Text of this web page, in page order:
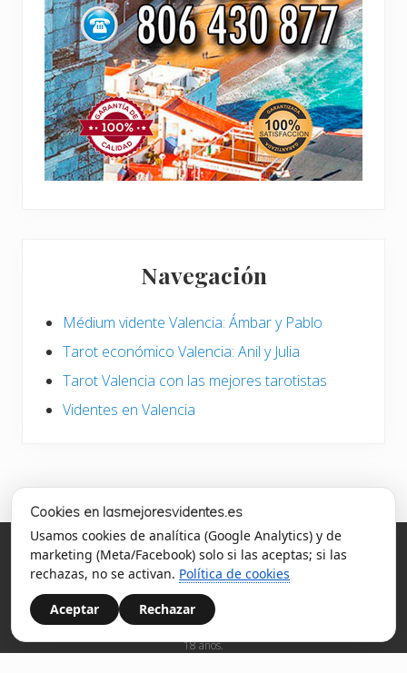
Navegación
Médium vidente Valencia: Ámbar y Pablo
Tarot económico Valencia: Anil y Julia
Tarot Valencia con las mejores tarotistas
Videntes en Valencia
Lasmejoresvidentes.es es una página cuyo objetivo es ayudar
a los usuarios a elegir sólo a tarotistas y videntes fiables y de
confianza.
© Servicio ofrecido por Sinceridad SL, Apartado de Correos 3, 24080, León.
Precio Máx. €/min 1,21 Red Fija y 1,57 Red Móvil. IVA Incluido. Mayores de
18 años.
Cookies en lasmejoresvidentes.es
Usamos cookies de analítica (Google Analytics) y de
marketing (Meta/Facebook) solo si las aceptas; si las
rechazas, no se activan. Política de cookies
Aceptar Rechazar